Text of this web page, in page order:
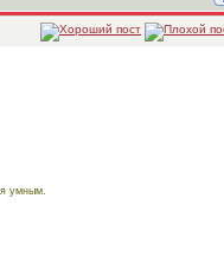
умным.